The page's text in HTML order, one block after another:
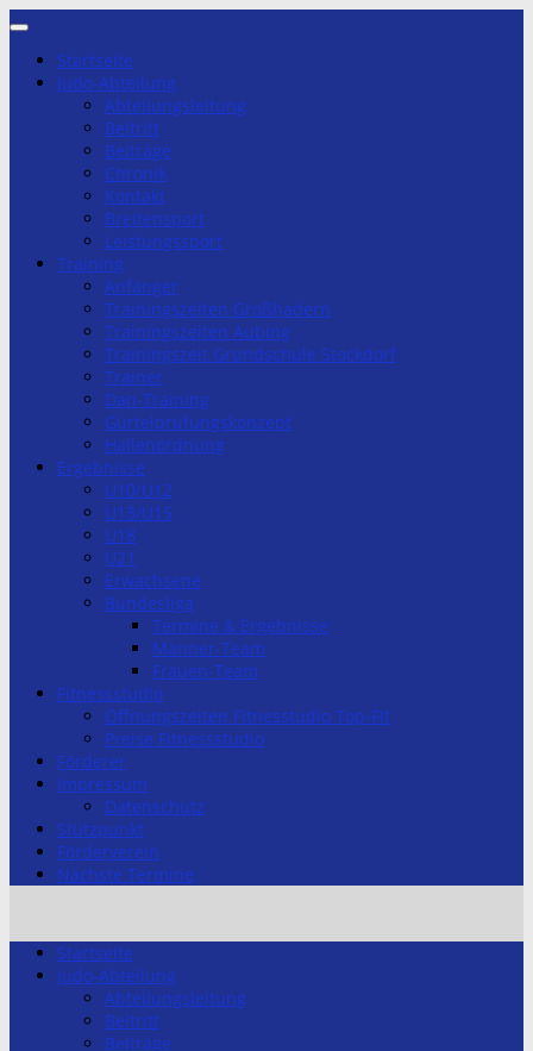
Zum
springenStartseite
Judo-Abteilung
Abteilungsleitung
Beitritt
Beiträge
Chronik
Kontakt
Breitensport
Leistungssport
Training
Anfänger
Trainingszeiten Großhadern
Trainingszeiten Aubing
Trainingszeit Grundschule Stockdorf
Trainer
Dan-Training
Gürtelprüfungskonzept
Hallenordnung
Ergebnisse
U10/U12
U13/U15
U18
U21
Erwachsene
Bundesliga
Termine & Ergebnisse
Männer-Team
Frauen-Team
Fitnessstudio
Öffnungszeiten Fitnesstudio Top-Fit
Preise Fitnessstudio
Förderer
Impressum
Datenschutz
Stützpunkt
Förderverein
Nächste Termine
Startseite
Judo-Abteilung
Abteilungsleitung
Beitritt
Beiträge